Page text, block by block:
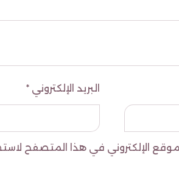
البريد الإلكتروني*
الإلكتروني في هذا المتصفح